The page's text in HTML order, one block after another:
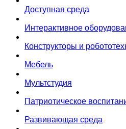
Доступная среда
Интерактивное
Конструкторы и
Мебель
Мультстудия
Патриотическое
Развивающая среда